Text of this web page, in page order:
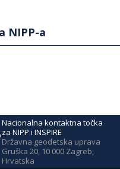
NIPP-a
Nacionalna kontaktna točka
za NIPP i INSPIRE
Državna geodetska uprava
Gruška 20, 10 000 Zagreb,
Hrvatska